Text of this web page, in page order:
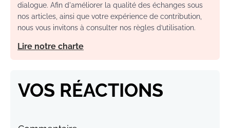
dialogue. Afin d'améliorer la qualité des échanges sous
nos articles, ainsi que votre expérience de contribution,
nous vous invitons à consulter nos règles d’utilisation.
Lire notre charte
VOS RÉACTIONS